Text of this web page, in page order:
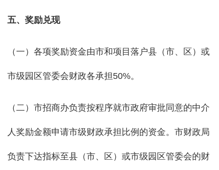
五、奖励兑现
（一）各项奖励资金由市和项目落户县（市、区）或
市级园区管委会财政各承担50%。
（二）市招商办负责按程序就市政府审批同意的中介
人奖励金额申请市级财政承担比例的资金。市财政局
负责下达指标至县（市、区）或市级园区管委会的财